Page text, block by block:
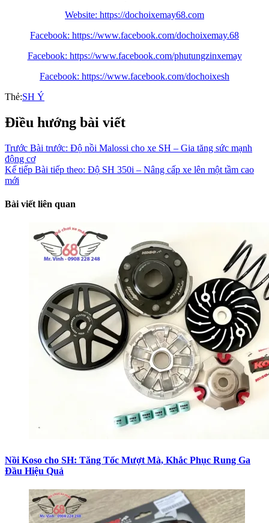
Website: https://dochoixemay68.com
Facebook: https://www.facebook.com/dochoixemay.68
Facebook: https://www.facebook.com/phutungzinxemay
Facebook: https://www.facebook.com/dochoixesh
Thẻ:SH Ý
Điều hướng bài viết
Trước Bài trước: Độ nồi Malossi cho xe SH – Gia tăng sức mạnh
động cơ
Kế tiếp Bài tiếp theo: Độ SH 350i – Nâng cấp xe lên một tầm cao
mới
Bài viết liên quan
Nồi Koso cho SH: Tăng Tốc Mượt Mà, Khắc Phục Rung Ga
Đầu Hiệu Quả